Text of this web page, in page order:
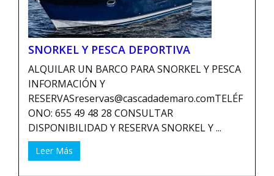
SNORKEL Y PESCA DEPORTIVA
ALQUILAR UN BARCO PARA SNORKEL Y PESCA
INFORMACIÓN Y
RESERVASreservas@cascadademaro.comTELÉF
ONO: 655 49 48 28 CONSULTAR
DISPONIBILIDAD Y RESERVA SNORKEL Y ...
Leer Más